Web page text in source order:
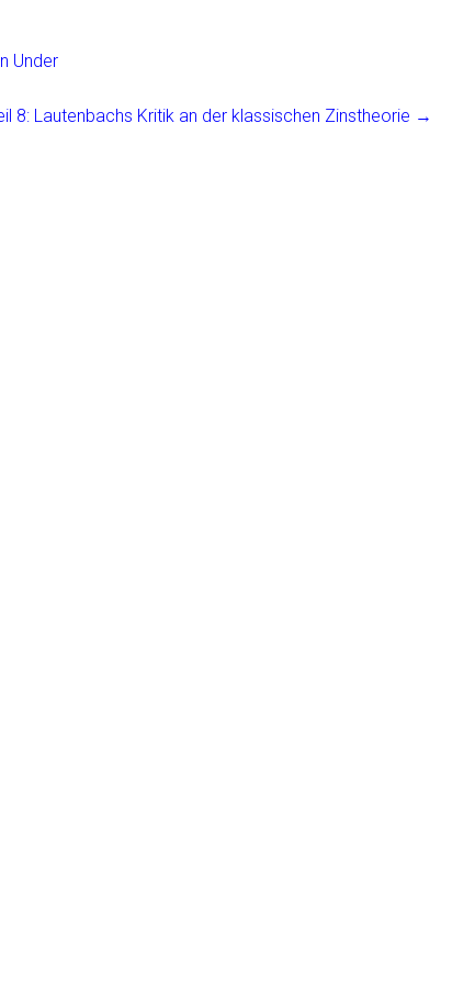
Under
8: Lautenbachs Kritik an der klassischen Zinstheorie →